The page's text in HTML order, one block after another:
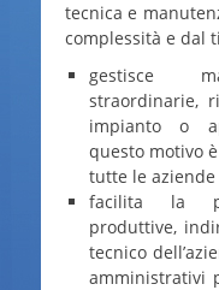
tecnica e
complessità e dal
gestisce
straordinarie,
impianto o
questo motivo
tutte le aziende
facilita la
produttive,
tecnico
amministrativi